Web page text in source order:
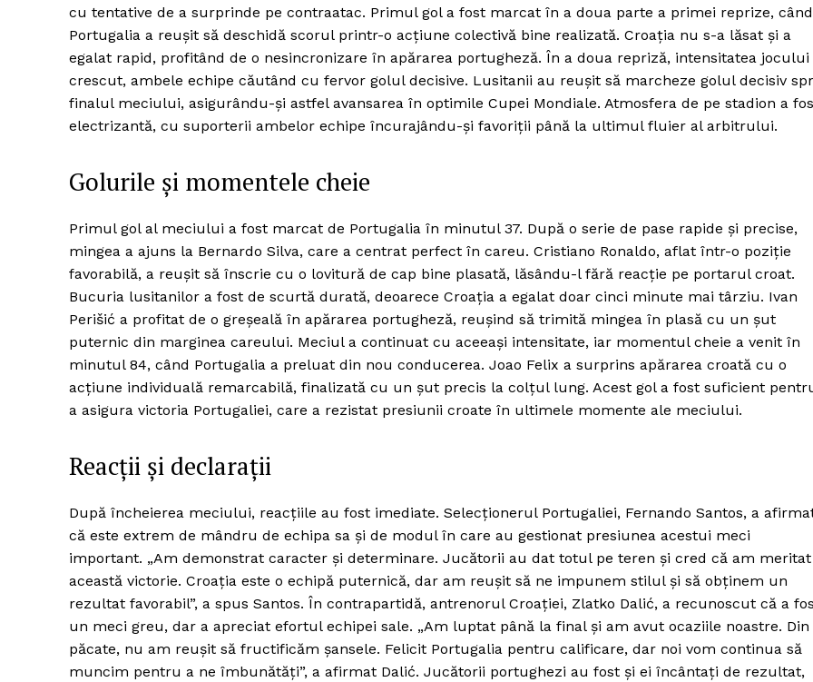
cu tentative de a surprinde pe contraatac. Primul gol a fost marcat în a doua parte a primei reprize, când
Portugalia a reușit să deschidă scorul printr-o acțiune colectivă bine realizată. Croația nu s-a lăsat și a
egalat rapid, profitând de o nesincronizare în apărarea portugheză. În a doua repriză, intensitatea jocului
crescut, ambele echipe căutând cu fervor golul decisive. Lusitanii au reușit să marcheze golul decisiv
finalul meciului, asigurându-și astfel avansarea în optimile Cupei Mondiale. Atmosfera de pe stadion a
electrizantă, cu suporterii ambelor echipe încurajându-și favoriții până la ultimul fluier al arbitrului.
Golurile și momentele cheie
Primul gol al meciului a fost marcat de Portugalia în minutul 37. După o serie de pase rapide și precise,
mingea a ajuns la Bernardo Silva, care a centrat perfect în careu. Cristiano Ronaldo, aflat într-o poziție
favorabilă, a reușit să înscrie cu o lovitură de cap bine plasată, lăsându-l fără reacție pe portarul croat.
Bucuria lusitanilor a fost de scurtă durată, deoarece Croația a egalat doar cinci minute mai târziu. Ivan
Perišić a profitat de o greșeală în apărarea portugheză, reușind să trimită mingea în plasă cu un șut
puternic din marginea careului. Meciul a continuat cu aceeași intensitate, iar momentul cheie a venit în
minutul 84, când Portugalia a preluat din nou conducerea. Joao Felix a surprins apărarea croată cu o
acțiune individuală remarcabilă, finalizată cu un șut precis la colțul lung. Acest gol a fost suficient
a asigura victoria Portugaliei, care a rezistat presiunii croate în ultimele momente ale meciului.
Reacții și declarații
După încheierea meciului, reacțiile au fost imediate. Selecționerul Portugaliei, Fernando Santos, a
că este extrem de mândru de echipa sa și de modul în care au gestionat presiunea acestui meci
important. „Am demonstrat caracter și determinare. Jucătorii au dat totul pe teren și cred că am meritat
această victorie. Croația este o echipă puternică, dar am reușit să ne impunem stilul și să obținem un
rezultat favorabil”, a spus Santos. În contrapartidă, antrenorul Croației, Zlatko Dalić, a recunoscut că a
un meci greu, dar a apreciat efortul echipei sale. „Am luptat până la final și am avut ocaziile noastre. Din
păcate, nu am reușit să fructificăm șansele. Felicit Portugalia pentru calificare, dar noi vom continua să
muncim pentru a ne îmbunătăți”, a afirmat Dalić. Jucătorii portughezi au fost și ei încântați de rezultat,